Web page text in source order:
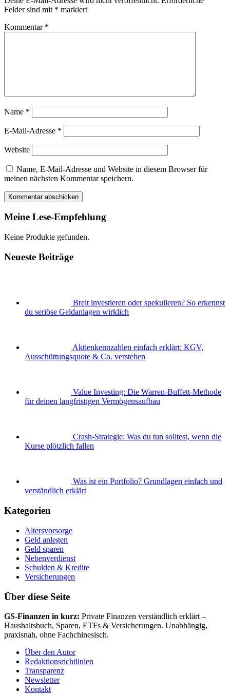
Felder sind mit * markiert
Kommentar *
Name *
E-Mail-Adresse *
Website
Name, E-Mail-Adresse und Website in diesem Browser für
meinen nächsten Kommentar speichern.
Meine Lese-Empfehlung
Keine Produkte gefunden.
Neueste Beiträge
Breit investieren oder spekulieren? So erkennst
du seriöse Geldanlagen wirklich
Aktienkennzahlen einfach erklärt: KGV,
Ausschüttungsquote & Co. verstehen
Value Investing: Die Warren-Buffett-Methode
für deinen langfristigen Vermögensaufbau
Crash-Strategie: Was du tun solltest, wenn die
Kurse plötzlich fallen
Was ist ein Portfolio? Grundlagen einfach und
verständlich erklärt
Kategorien
Altersvorsorge
Geld anlegen
Geld sparen
Nebenverdienst
Schulden & Kredite
Versicherungen
Über diese Seite
GS-Finanzen in kurz: Private Finanzen verständlich erklärt –
Haushaltsbuch, Sparen, ETFs & Versicherungen. Unabhängig,
praxisnah, ohne Fachchinesisch.
Über den Autor
Redaktionsrichtlinien
Transparenz
Newsletter
Kontakt